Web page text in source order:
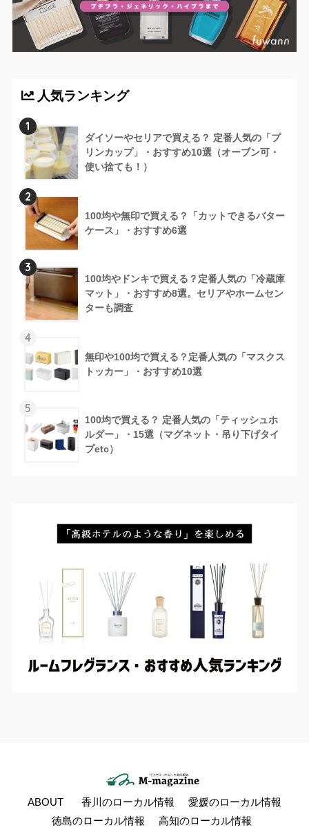
人気ランキング
1
ダイソーやセリアで買える？ 定番人気の「プ
リンカップ」・おすすめ10選（オーブン可・
使い捨ても！）
2
100均や無印で買える？「カットできるバター
ケース」・おすすめ6選
3
100均やドンキで買える？定番人気の「冷蔵庫
マット」・おすすめ8選。セリアやホームセン
ターも調査
4
無印や100均で買える？定番人気の「マスクス
トッカー」・おすすめ10選
5
100均で買える？ 定番人気の「ティッシュホ
ルダー」・15選（マグネット・吊り下げタイ
プetc）
ABOUT 香川のローカル情報
愛媛のローカル情報
徳島のローカル情報
高知のローカル情報